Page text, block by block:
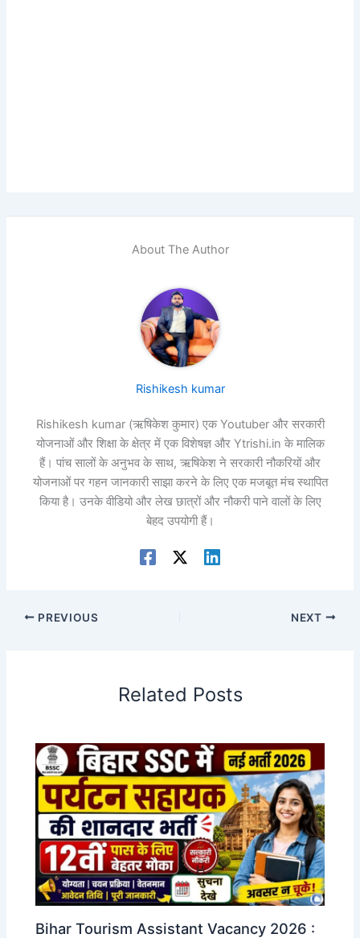
About The Author
Rishikesh kumar
Rishikesh kumar (ऋषिकेश कुमार) एक Youtuber और सरकारी
योजनाओं और शिक्षा के क्षेत्र में एक विशेषज्ञ और Ytrishi.in के मालिक
हैं। पांच सालों के अनुभव के साथ, ऋषिकेश ने सरकारी नौकरियों और
योजनाओं पर गहन जानकारी साझा करने के लिए एक मजबूत मंच स्थापित
किया है। उनके वीडियो और लेख छात्रों और नौकरी पाने वालों के लिए
बेहद उपयोगी हैं।
PREVIOUS NEXT
Related Posts
Bihar Tourism Assistant Vacancy 2026 :